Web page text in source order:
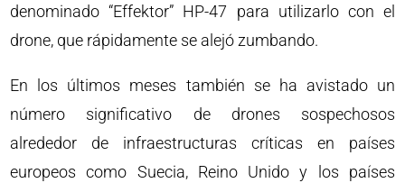
denominado “Effektor” HP-47 para utilizarlo con el
drone, que rápidamente se alejó zumbando.
En los últimos meses también se ha avistado un
número significativo de drones sospechosos
alrededor de infraestructuras críticas en países
europeos como Suecia, Reino Unido y los países